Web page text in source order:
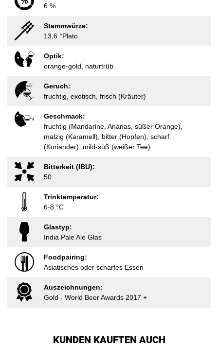
6 %
Stammwürze:
13,6 °Plato
Optik:
orange-gold, naturtrüb
Geruch:
fruchtig, exotisch, frisch (Kräuter)
Geschmack:
fruchtig (Mandarine, Ananas, süßer Orange),
malzig (Karamell), bitter (Hopfen), scharf
(Koriander), mild-süß (weißer Tee)
Bitterkeit (IBU):
50
Trinktemperatur:
6-8 °C
Glastyp:
India Pale Ale Glas
Foodpairing:
Asiatisches oder scharfes Essen
Auszeichnungen:
Gold - World Beer Awards 2017 +
KUNDEN KAUFTEN AUCH